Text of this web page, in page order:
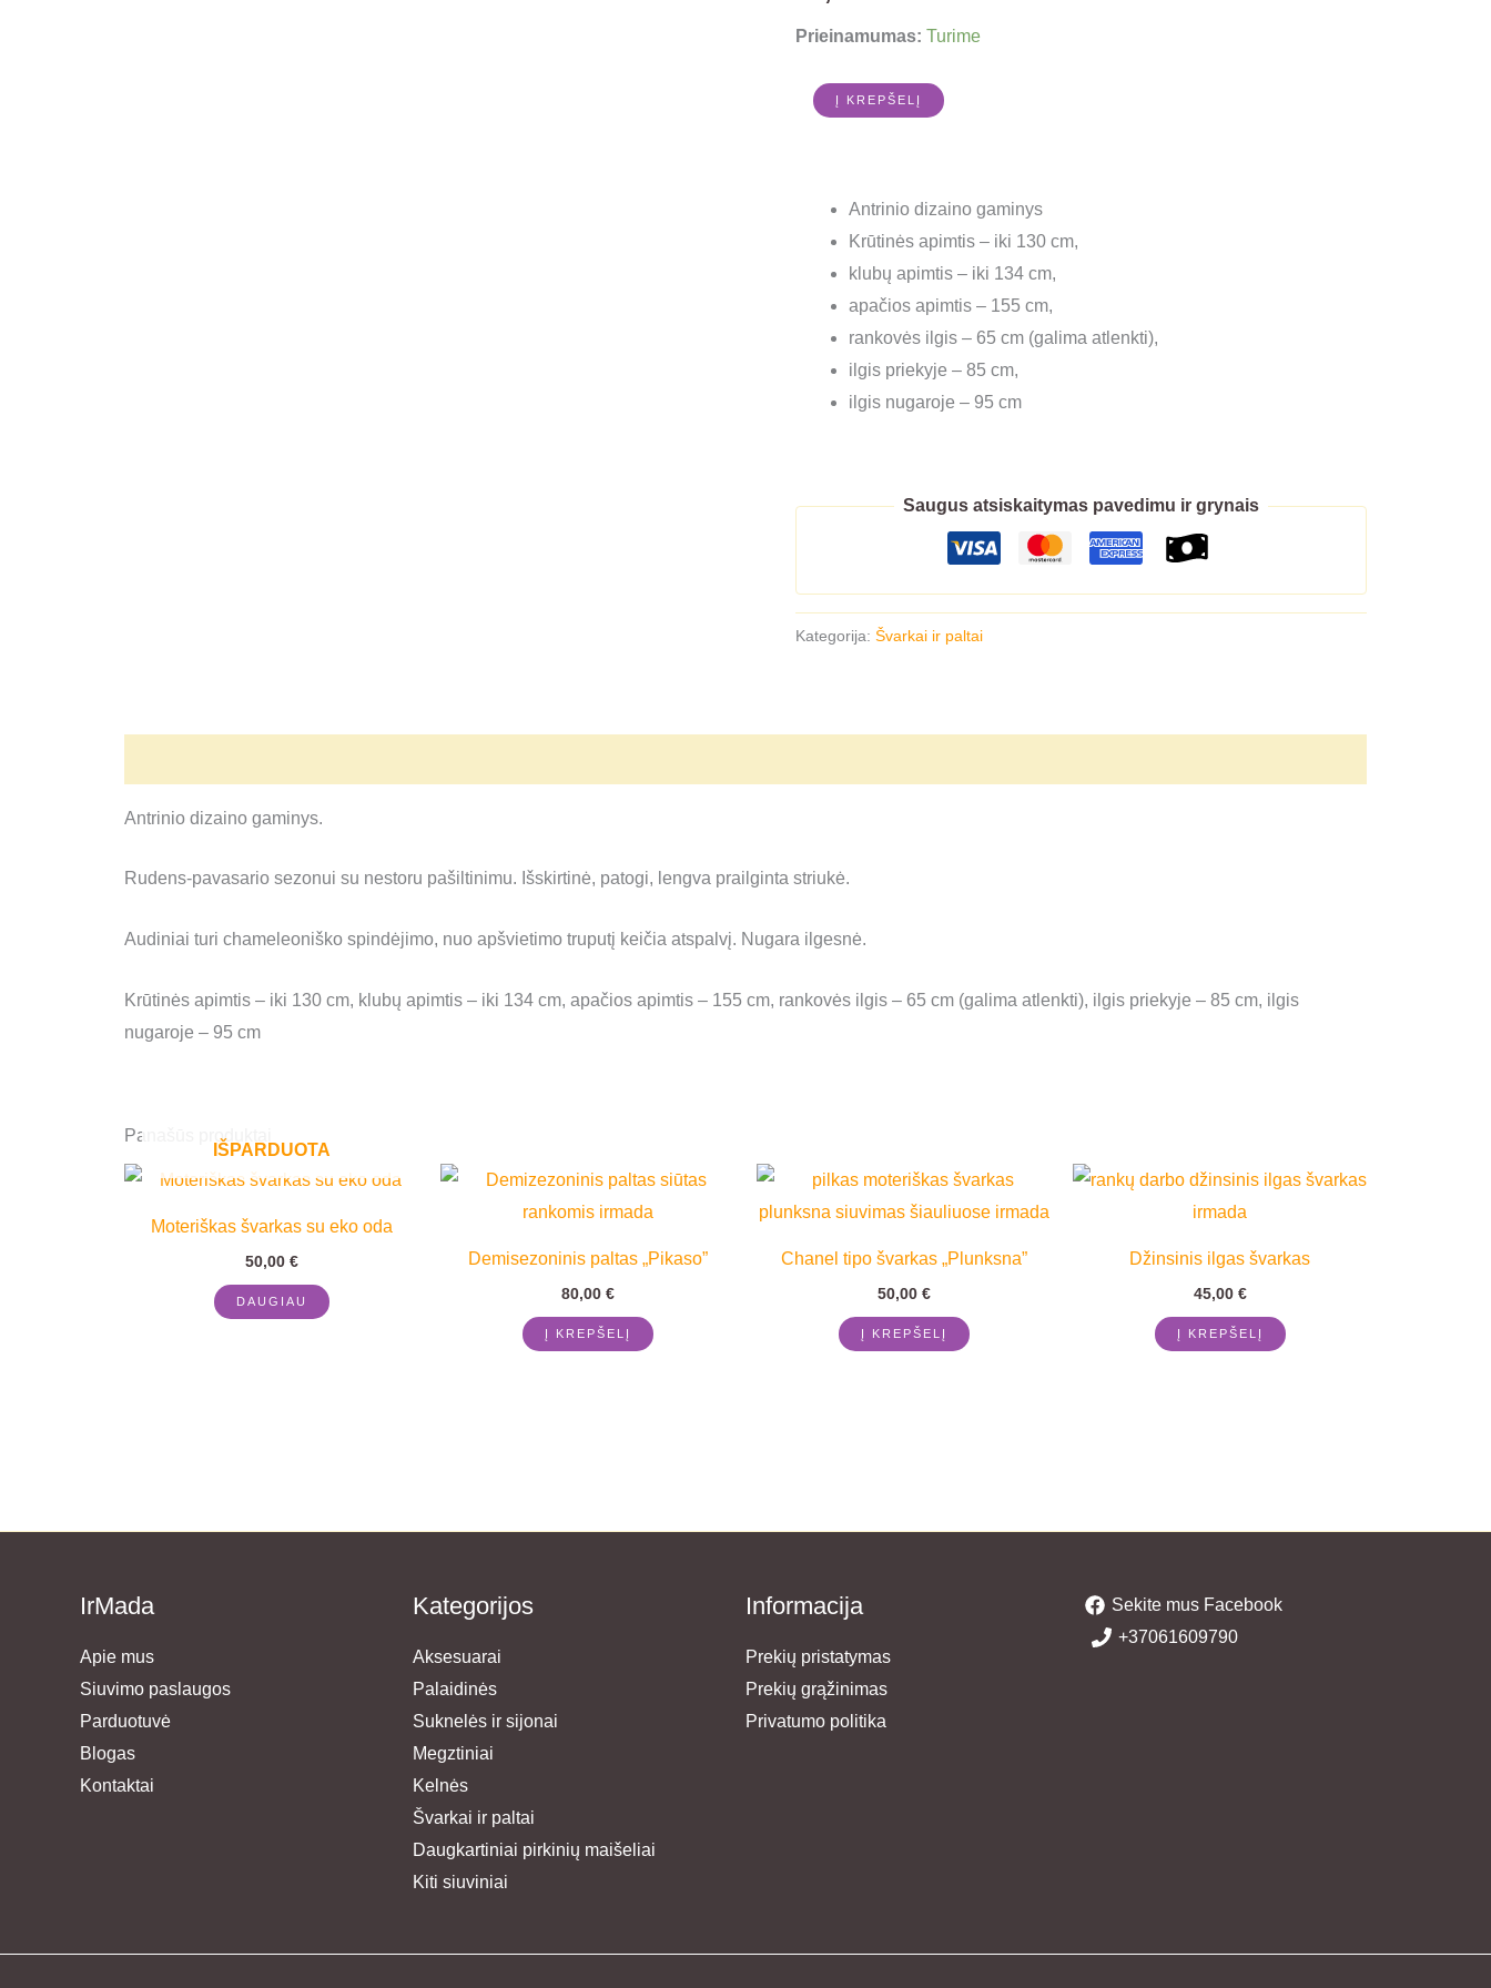
Prieinamumas: Turime
Į KREPŠELĮ
Antrinio dizaino gaminys
Krūtinės apimtis – iki 130 cm,
klubų apimtis – iki 134 cm,
apačios apimtis – 155 cm,
rankovės ilgis – 65 cm (galima atlenkti),
ilgis priekyje – 85 cm,
ilgis nugaroje – 95 cm
Saugus atsiskaitymas pavedimu ir grynais
Kategorija: Švarkai ir paltai
Antrinio dizaino gaminys.
Rudens-pavasario sezonui su nestoru pašiltinimu. Išskirtinė, patogi, lengva prailginta striukė.
Audiniai turi chameleoniško spindėjimo, nuo apšvietimo truputį keičia atspalvį. Nugara ilgesnė.
Krūtinės apimtis – iki 130 cm, klubų apimtis – iki 134 cm, apačios apimtis – 155 cm, rankovės ilgis – 65 cm (galima atlenkti), ilgis priekyje – 85 cm, ilgis
nugaroje – 95 cm
Panašūs produktai
IŠPARDUOTA
Moteriškas švarkas su eko oda
50,00 €
DAUGIAU
Demisezoninis paltas „Pikaso”
80,00 €
Į KREPŠELĮ
Chanel tipo švarkas „Plunksna”
50,00 €
Į KREPŠELĮ
Džinsinis ilgas švarkas
45,00 €
Į KREPŠELĮ
IrMada
Apie mus
Siuvimo paslaugos
Parduotuvė
Blogas
Kontaktai
Kategorijos
Aksesuarai
Palaidinės
Suknelės ir sijonai
Megztiniai
Kelnės
Švarkai ir paltai
Daugkartiniai pirkinių maišeliai
Kiti siuviniai
Informacija
Prekių pristatymas
Prekių grąžinimas
Privatumo politika
Sekite mus Facebook
+37061609790